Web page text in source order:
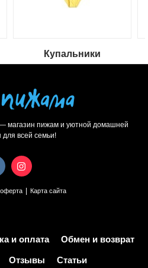
Купальники
магазин пижам и уютной домашней
всей семьи!
Карта сайта
и оплата Обмен и возврат
Отзывы Статьи